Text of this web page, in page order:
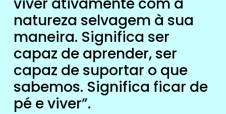
natureza selvagem à sua
maneira. Significa ser
capaz de aprender, ser
capaz de suportar o que
sabemos. Significa ficar de
pé e viver”.